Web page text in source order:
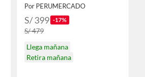
Por PERUMERCADO
S/ 399 -17%
S/ 479
Llega mañana
Retira mañana